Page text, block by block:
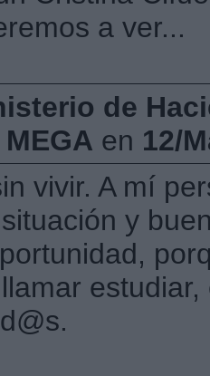
a ver...
de
MEGA en 12/
vivir. A mí
y